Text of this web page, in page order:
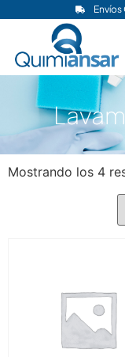
Envíos
Mostrando los 4